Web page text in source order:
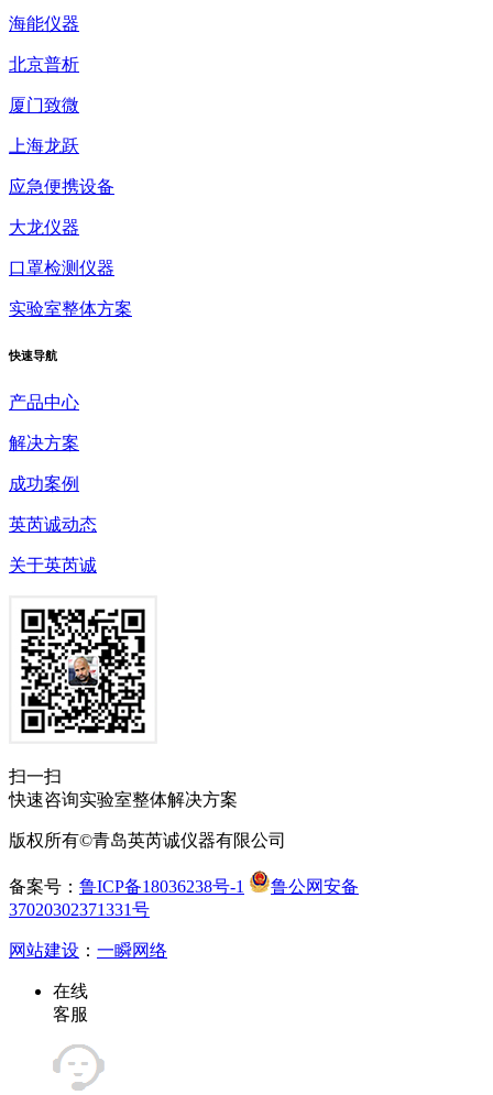
海能仪器
北京普析
厦门致微
上海龙跃
应急便携设备
大龙仪器
口罩检测仪器
实验室整体方案
快速导航
产品中心
解决方案
成功案例
英芮诚动态
关于英芮诚
扫一扫
快速咨询实验室整体解决方案
版权所有©青岛英芮诚仪器有限公司
备案号： 鲁ICP备18036238号-1
鲁公网安备
37020302371331号
网站建设 ： 一瞬网络
在线
客服